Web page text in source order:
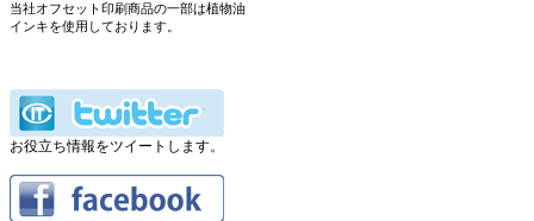
当社オフセット印刷商品の一部は植物油
インキを使用しております。
お役立ち情報をツイートします。